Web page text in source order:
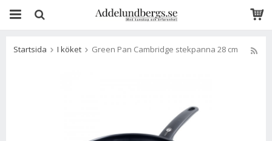
Startsida I köket Green Pan Cambridge stekpanna 28 cm